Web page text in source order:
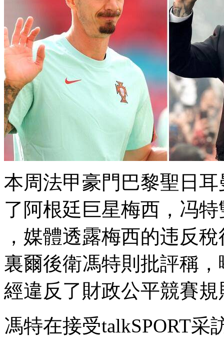
本周法甲豪門巴黎聖日耳
了阿根廷巨星梅西 ，冯
，媒體透露梅西的违反
裏爾後衛馮特則批評稱
經違反了財政公平競賽規
馮特在接受talkSPORT采訪